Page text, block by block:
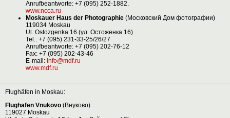
Anrufbeantworte: +7 (095) 252-1882.
www.ncca.ru
Moskauer Haus der Photographie (Московский Дом фотографии)
119034 Moskau
Ul. Ostozgenka 16 (ул. Остоженка 16)
Tel.: +7 (095) 231-33-25/26/27
Anrufbeantworte: +7 (095) 202-76-12
Fax: +7 (095) 202-43-46
Е-mail: info@mdf.ru
www.mdf.ru
Flughäfen in Moskau:
Flughafen Vnukovo (Внуково)
119027 Moskau